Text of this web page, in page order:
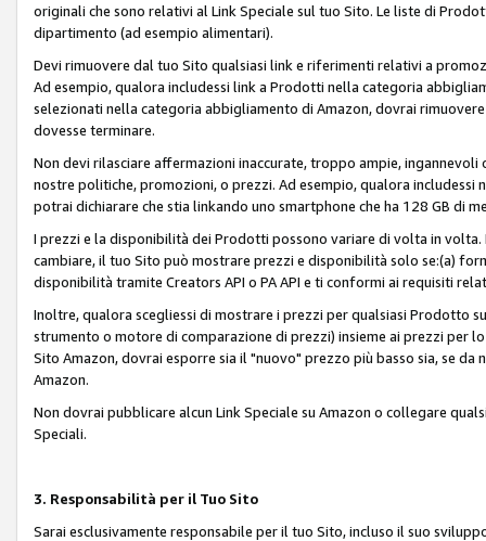
originali che sono relativi al Link Speciale sul tuo Sito. Le liste di
dipartimento (ad esempio alimentari).
Devi rimuovere dal tuo Sito qualsiasi link e riferimenti relativi a
Ad esempio, qualora includessi link a Prodotti nella categoria
selezionati nella categoria abbigliamento di Amazon, dovrai
dovesse terminare.
Non devi rilasciare affermazioni inaccurate, troppo ampie,
nostre politiche, promozioni, o prezzi. Ad esempio, qualora includessi
potrai dichiarare che stia linkando uno smartphone che ha 128 GB di
I prezzi e la disponibilità dei Prodotti possono variare di volta in
cambiare, il tuo Sito può mostrare prezzi e disponibilità solo se:(a)
disponibilità tramite Creators API o PA API e ti conformi ai requisiti
Inoltre, qualora scegliessi di mostrare i prezzi per qualsiasi Prodotto
strumento o motore di comparazione di prezzi) insieme ai prezzi
Sito Amazon, dovrai esporre sia il "nuovo" prezzo più basso sia, se
Amazon.
Non dovrai pubblicare alcun Link Speciale su Amazon o collegare
Speciali.
3. Responsabilità per il Tuo Sito
Sarai esclusivamente responsabile per il tuo Sito, incluso il suo